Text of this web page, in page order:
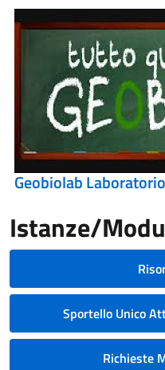
Geobiolab
Istanze/
Sportello Unico
Richieste